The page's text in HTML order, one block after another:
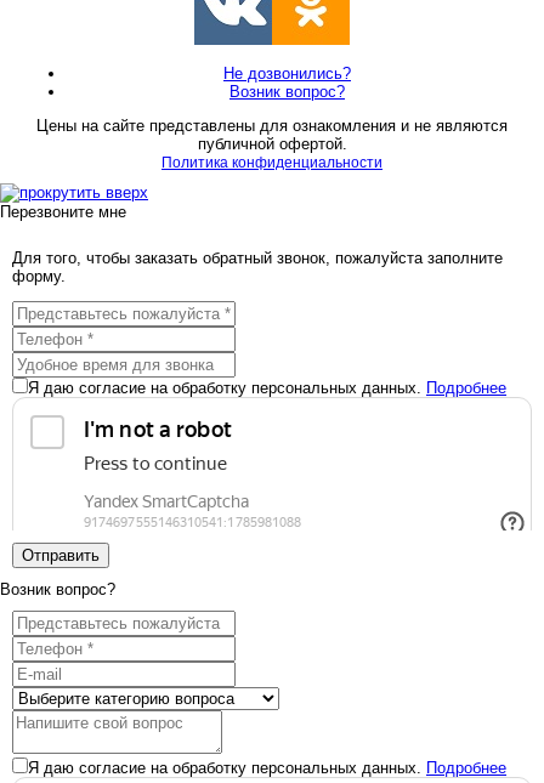
Не дозвонились?
Возник вопрос?
Цены на сайте представлены для ознакомления и не являются
публичной офертой.
Политика конфиденциальности
Перезвоните мне
Для того, чтобы заказать обратный звонок, пожалуйста заполните
форму.
Я даю согласие на обработку персональных данных. Подробнее
Отправить
Возник вопрос?
Я даю согласие на обработку персональных данных. Подробнее